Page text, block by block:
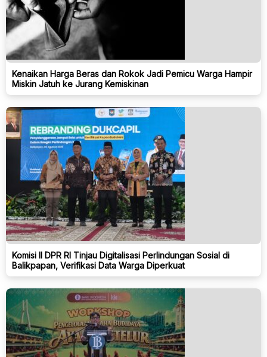
Kenaikan Harga Beras dan Rokok Jadi Pemicu Warga Hampir
Miskin Jatuh ke Jurang Kemiskinan
Komisi II DPR RI Tinjau Digitalisasi Perlindungan Sosial di
Balikpapan, Verifikasi Data Warga Diperkuat